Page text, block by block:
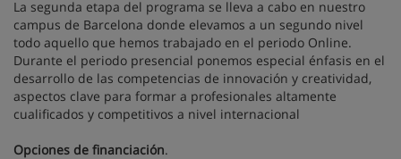
La segunda etapa del programa se lleva a cabo en nuestro
campus de Barcelona donde elevamos a un segundo nivel
todo aquello que hemos trabajado en el periodo Online.
Durante el periodo presencial ponemos especial énfasis en el
desarrollo de las competencias de innovación y creatividad,
aspectos clave para formar a profesionales altamente
cualificados y competitivos a nivel internacional
Opciones de financiación.